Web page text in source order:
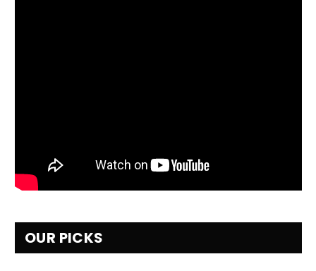
OUR PICKS